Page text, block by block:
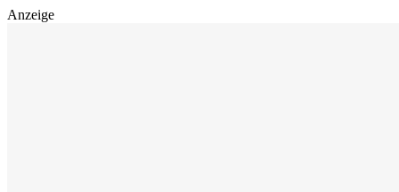
Anzeige